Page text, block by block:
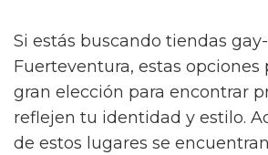
Si estás buscando tiendas
Fuerteventura, estas opciones
gran elección para encontrar
reflejen tu identidad y estilo.
de estos lugares se